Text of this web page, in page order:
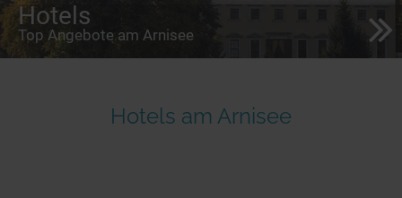
Hotels
Top Angebote am Arnisee
Hotels am Arnisee